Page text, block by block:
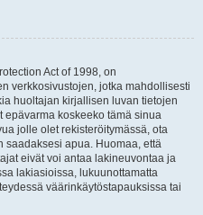
Act of 1998, on
verkkosivustojen, jotka mahdollisesti
huoltajan kirjallisen luvan tietojen
epävarma koskeeko tämä sinua
jolle olet rekisteröitymässä, ota
apua. Huomaa, että
eivät voi antaa lakineuvontaa ja
lakiasioissa, lukuunottamatta
väärinkäytöstapauksissa tai